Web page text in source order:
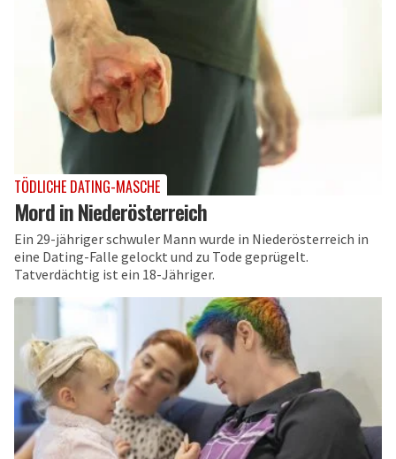
TÖDLICHE DATING-MASCHE
Mord in Niederösterreich
Ein 29-jähriger schwuler Mann wurde in Niederösterreich in
eine Dating-Falle gelockt und zu Tode geprügelt.
Tatverdächtig ist ein 18-Jähriger.